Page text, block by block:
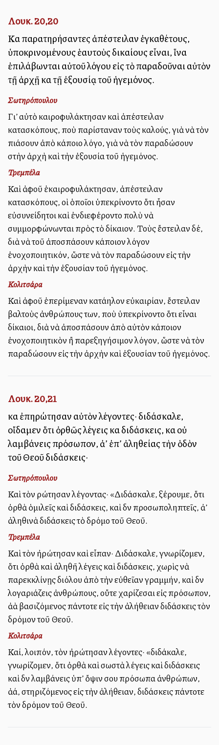
Λουκ. 20,20
Καὶ παρατηρήσαντες ἀπέστειλαν ἐγκαθέτους,
ὑποκρινομένους ἑαυτοὺς δικαίους εἶναι, ἵνα
ἐπιλάβωνται αὐτοῦ λόγου εἰς τὸ παραδοῦναι αὐτὸν
τῇ ἀρχῇ καὶ τῇ ἐξουσίᾳ τοῦ ἡγεμόνος.
Σωτηρόπουλου
Γι’ αὐτὸ καιροφυλάκτησαν καὶ ἀπέστειλαν
κατασκόπους, ποὺ παρίσταναν τοὺς καλούς, γιὰ νὰ τὸν
πιάσουν ἀπὸ κάποιο λόγο, γιὰ νὰ τὸν παραδώσουν
στὴν ἀρχὴ καὶ τὴν ἐξουσία τοῦ ἡγεμόνος.
Τρεμπέλα
Καὶ ἀφοῦ ἐκαιροφυλάκτησαν, ἀπέστειλαν
κατασκόπους, oὶ ὁποῖοι ὑπεκρίνοντο ὅτι ἦσαν
εὐσυνείδητοι καὶ ἐνδιεφέροντο πολὺ νὰ
συμμορφώνωνται πρὸς τὸ δίκαιον. Τοὺς ἔστειλαν δέ,
διὰ νὰ τοῦ ἀποσπάσουν κάποιον λόγον
ἐνοχοποιητικόν, ὥστε νὰ τὸν παραδώσουν εἰς τὴν
ἀρχὴν καὶ τὴν ἐξουσίαν τοῦ ἡγεμόνος.
Κολιτσάρα
Καὶ ἀφοῦ ἐπερίμεναν κατάλληλον εὐκαιρίαν, ἔστειλαν
βαλτοὺς ἀνθρώπους των, ποὺ ὑπεκρίνοντο ὅτι εἶναι
δίκαιοι, διὰ νὰ ἀποσπάσουν ἀπὸ αὐτὸν κάποιον
ἐνοχοποιητικὸν ἢ παρεξηγήσιμον λόγον, ὥστε νὰ τὸν
παραδώσουν εἰς τὴν ἀρχὴν καὶ ἐξουσίαν τοῦ ἡγεμόνος.
Λουκ. 20,21
καὶ ἐπηρώτησαν αὐτὸν λέγοντες· διδάσκαλε,
οἴδαμεν ὅτι ὀρθῶς λέγεις καὶ διδάσκεις, καὶ οὐ
λαμβάνεις πρόσωπον, ἀλλ’ ἐπ’ ἀληθείας τὴν ὁδὸν
τοῦ Θεοῦ διδάσκεις·
Σωτηρόπουλου
Καὶ τὸν ρώτησαν λέγοντας· «Διδάσκαλε, ξέρουμε, ὅτι
ὀρθὰ ὁμιλεῖς καὶ διδάσκεις, καὶ δὲν προσωποληπτεῖς, ἀλλ’
ἀληθινὰ διδάσκεις τὸ δρόμο τοῦ Θεοῦ.
Τρεμπέλα
Καὶ τὸν ἠρώτησαν καὶ εἶπαν· Διδάσκαλε, γνωρίζομεν,
ὅτι ὀρθὰ καὶ ἀληθῆ λέγεις καὶ διδάσκεις, χωρὶς νὰ
παρεκκλίνῃς διόλου ἀπὸ τὴν εὐθεῖαν γραμμήν, καὶ δὲν
λογαριάζεις ἀνθρώπους, οὔτε χαρίζεσαι εἰς πρόσωπον,
ἀλλὰ βασιζόμενος πάντοτε εἰς τὴν ἀλήθειαν διδάσκεις τὸν
δρόμον τοῦ Θεοῦ.
Κολιτσάρα
Καί, λοιπόν, τὸν ἠρώτησαν λέγοντες· «διδάκαλε,
γνωρίζομεν, ὅτι ὀρθὰ καὶ σωστὰ λέγεις καὶ διδάσκεις
καὶ δὲν λαμβάνεις ὑπ’ ὄψιν σου πρόσωπα ἀνθρώπων,
ἀλλά, στηριζόμενος εἰς τὴν ἀλήθειαν, διδάσκεις πάντοτε
τὸν δρόμον τοῦ Θεοῦ.